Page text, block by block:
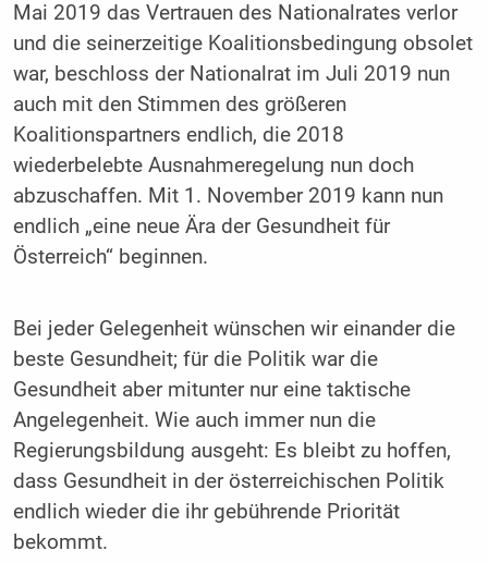
Mai 2019 das Vertrauen des Nationalrates verlor
und die seinerzeitige Koalitionsbedingung obsolet
war, beschloss der Nationalrat im Juli 2019 nun
auch mit den Stimmen des größeren
Koalitionspartners endlich, die 2018
wiederbelebte Ausnahmeregelung nun doch
abzuschaffen. Mit 1. November 2019 kann nun
endlich „eine neue Ära der Gesundheit für
Österreich“ beginnen.
Bei jeder Gelegenheit wünschen wir einander die
beste Gesundheit; für die Politik war die
Gesundheit aber mitunter nur eine taktische
Angelegenheit. Wie auch immer nun die
Regierungsbildung ausgeht: Es bleibt zu hoffen,
dass Gesundheit in der österreichischen Politik
endlich wieder die ihr gebührende Priorität
bekommt.